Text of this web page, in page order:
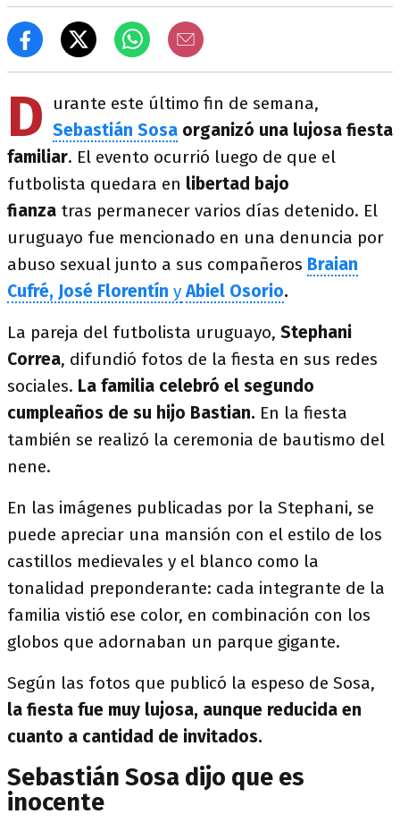
D
urante este último fin de semana,
Sebastián Sosa organizó una lujosa fiesta
familiar. El evento ocurrió luego de que el
futbolista quedara en libertad bajo
fianza tras permanecer varios días detenido. El
uruguayo fue mencionado en una denuncia por
abuso sexual junto a sus compañeros Braian
Cufré, José Florentín yAbiel Osorio.
La pareja del futbolista uruguayo, Stephani
Correa, difundió fotos de la fiesta en sus redes
sociales. La familia celebró el segundo
cumpleaños de su hijo Bastian. En la fiesta
también se realizó la ceremonia de bautismo del
nene.
En las imágenes publicadas por la Stephani, se
puede apreciar una mansión con el estilo de los
castillos medievales y el blanco como la
tonalidad preponderante: cada integrante de la
familia vistió ese color, en combinación con los
globos que adornaban un parque gigante.
Según las fotos que publicó la espeso de Sosa,
la fiesta fue muy lujosa, aunque reducida en
cuanto a cantidad de invitados.
Sebastián Sosa dijo que es
inocente